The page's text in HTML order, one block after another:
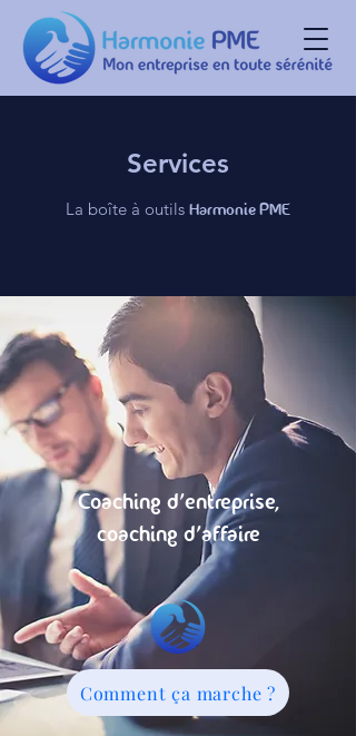
Services
La boîte à outils Harmonie PME
Coaching d'entreprise,
coaching d'affaire
Comment ça marche ?